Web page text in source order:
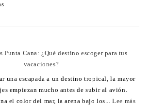
Punta Cana: ¿Qué destino escoger para tus
vacaciones?
una escapada a un destino tropical, la mayor
empiezan mucho antes de subir al avión.
el color del mar, la arena bajo los...Lee más